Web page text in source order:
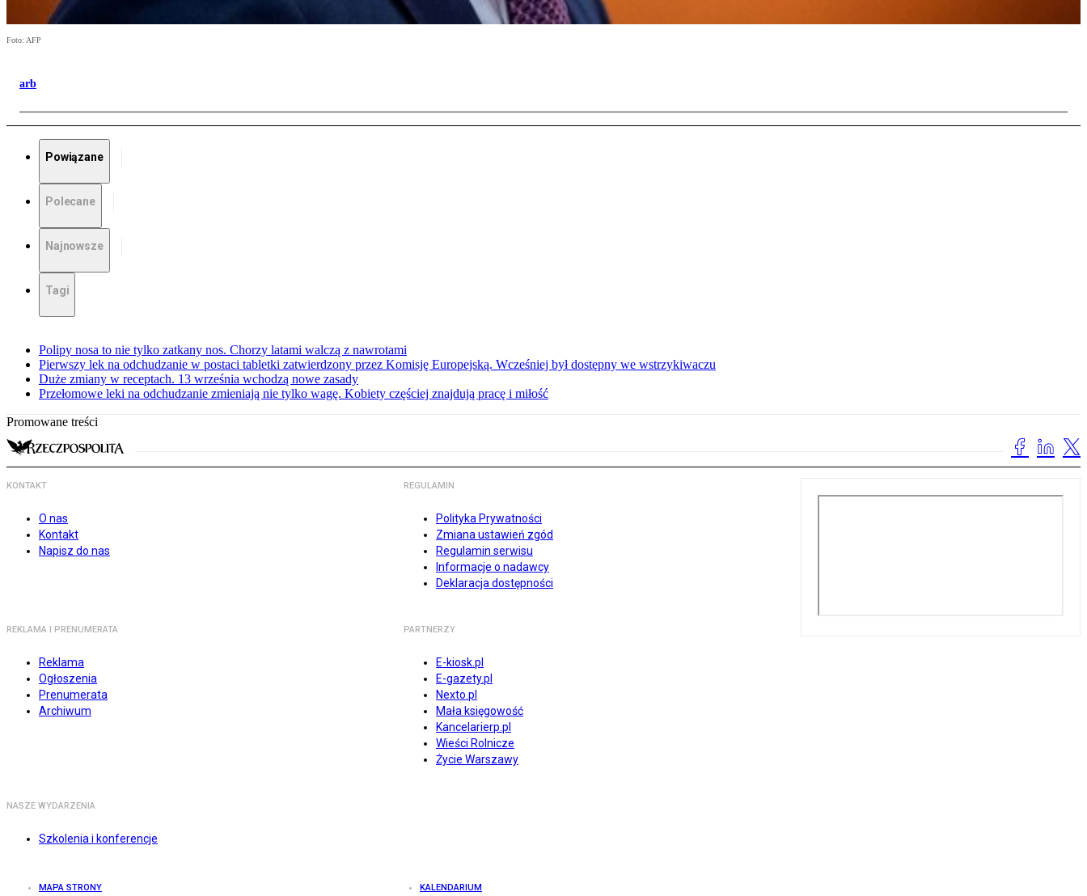
Foto: AFP
arb
Powiązane
Polecane
Najnowsze
Tagi
Polipy nosa to nie tylko zatkany nos. Chorzy latami walczą z nawrotami
Pierwszy lek na odchudzanie w postaci tabletki zatwierdzony przez Komisję Europejską. Wcześniej był dostępny we wstrzykiwaczu
Duże zmiany w receptach. 13 września wchodzą nowe zasady
Przełomowe leki na odchudzanie zmieniają nie tylko wagę. Kobiety częściej znajdują pracę i miłość
Promowane treści
KONTAKT
O nas
Kontakt
Napisz do nas
REGULAMIN
Polityka Prywatności
Zmiana ustawień zgód
Regulamin serwisu
Informacje o nadawcy
Deklaracja dostępności
REKLAMA I PRENUMERATA
Reklama
Ogłoszenia
Prenumerata
Archiwum
PARTNERZY
E-kiosk.pl
E-gazety.pl
Nexto.pl
Mała księgowość
Kancelarierp.pl
Wieści Rolnicze
Życie Warszawy
NASZE WYDARZENIA
Szkolenia i konferencje
MAPA STRONY KALENDARIUM